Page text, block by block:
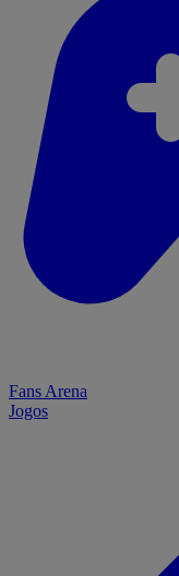
Fans Arena
Jogos